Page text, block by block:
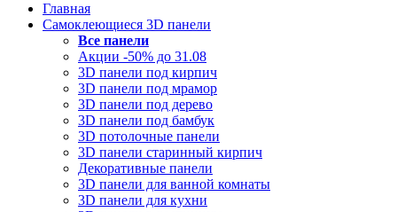
Главная
Самоклеющиеся 3D панели
Все панели
Акции -50% до 31.08
3D панели под кирпич
3D панели под мрамор
3D панели под дерево
3D панели под бамбук
3D потолочные панели
3D панели старинный кирпич
Декоративные панели
3D панели для ванной комнаты
3D панели для кухни